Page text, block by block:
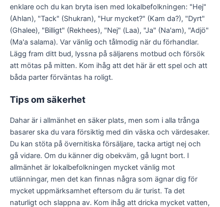
enklare och du kan bryta isen med lokalbefolkningen: "Hej"
(Ahlan), "Tack" (Shukran), "Hur mycket?" (Kam da?), "Dyrt"
(Ghalee), "Billigt" (Rekhees), "Nej" (Laa), "Ja" (Na'am), "Adjö"
(Ma'a salama). Var vänlig och tålmodig när du förhandlar.
Lägg fram ditt bud, lyssna på säljarens motbud och försök
att mötas på mitten. Kom ihåg att det här är ett spel och att
båda parter förväntas ha roligt.
Tips om säkerhet
Dahar är i allmänhet en säker plats, men som i alla trånga
basarer ska du vara försiktig med din väska och värdesaker.
Du kan stöta på övernitiska försäljare, tacka artigt nej och
gå vidare. Om du känner dig obekväm, gå lugnt bort. I
allmänhet är lokalbefolkningen mycket vänlig mot
utlänningar, men det kan finnas några som ägnar dig för
mycket uppmärksamhet eftersom du är turist. Ta det
naturligt och slappna av. Kom ihåg att dricka mycket vatten,